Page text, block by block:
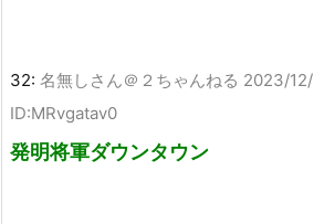
32: 名無しさん＠２ちゃんねる 2023/
ID:MRvgatav0
発明将軍ダウンタウン